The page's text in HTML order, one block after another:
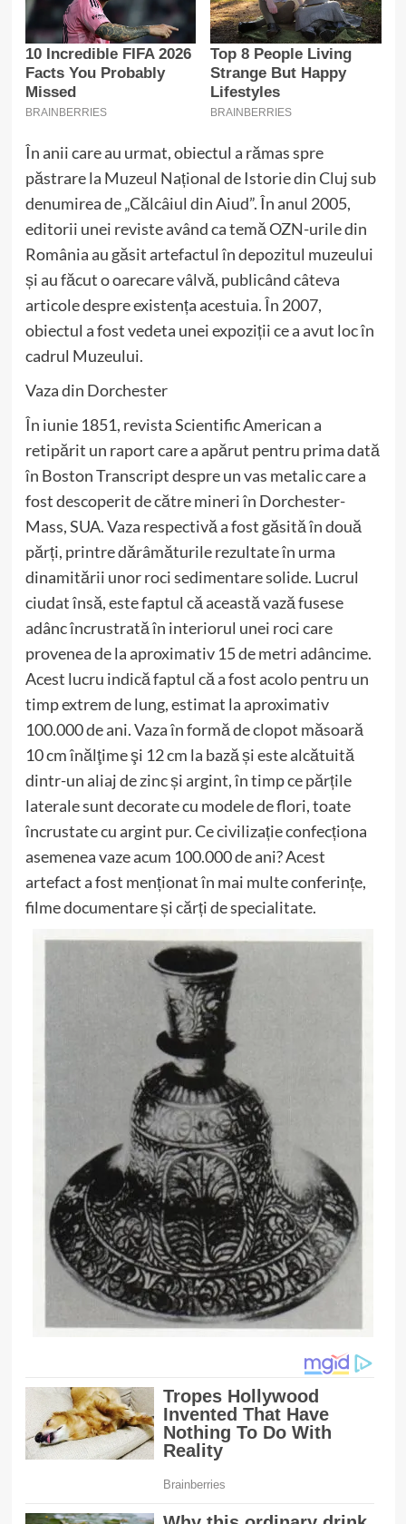
În anii care au urmat, obiectul a rămas spre
păstrare la Muzeul Național de Istorie din Cluj sub
denumirea de „Călcâiul din Aiud”. În anul 2005,
editorii unei reviste având ca temă OZN-urile din
România au găsit artefactul în depozitul muzeului
și au făcut o oarecare vâlvă, publicând câteva
articole despre existența acestuia. În 2007,
obiectul a fost vedeta unei expoziții ce a avut loc în
cadrul Muzeului.
Vaza din Dorchester
În iunie 1851, revista Scientific American a
retipărit un raport care a apărut pentru prima dată
în Boston Transcript despre un vas metalic care a
fost descoperit de către mineri în Dorchester-
Mass, SUA. Vaza respectivă a fost găsită în două
părți, printre dărâmăturile rezultate în urma
dinamitării unor roci sedimentare solide. Lucrul
ciudat însă, este faptul că această vază fusese
adânc încrustrată în interiorul unei roci care
provenea de la aproximativ 15 de metri adâncime.
Acest lucru indică faptul că a fost acolo pentru un
timp extrem de lung, estimat la aproximativ
100.000 de ani. Vaza în formă de clopot măsoară
10 cm înălţime şi 12 cm la bază și este alcătuită
dintr-un aliaj de zinc și argint, în timp ce părțile
laterale sunt decorate cu modele de flori, toate
încrustate cu argint pur. Ce civilizație confecționa
asemenea vaze acum 100.000 de ani? Acest
artefact a fost menționat în mai multe conferințe,
filme documentare și cărți de specialitate.